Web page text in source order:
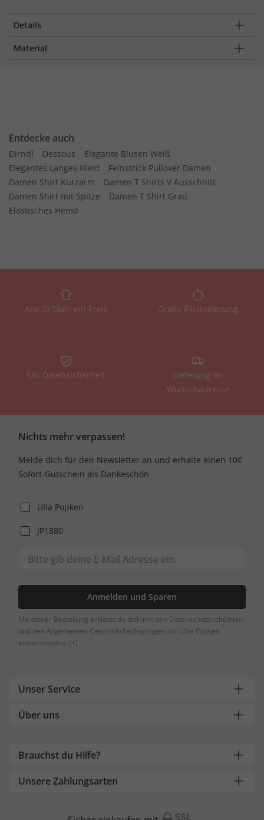
Details
Material
Entdecke auch
Dirndl Dessous
Elegante Blusen Weiß
Elegantes Langes Kleid
Feinstrick Pullover Damen
Damen Shirt Kurzarm
Damen T Shirts V Ausschnitt
Damen Shirt mit Spitze
Damen T Shirt Grau
Elastisches Hemd
Alle Größen ein Preis Gratis Filiallieferung
SSL Datensicherheit
Lieferung an
Wunschadresse
Nichts mehr verpassen!
Melde dich für den Newsletter an und erhalte einen 10€
Sofort-Gutschein als Dankeschön
Ulla Popken
JP1880
Anmelden und Sparen
Mit deiner Bestellung erklärst du dich mit den Datenschutzrichtlinien
und den Allgemeinen Geschäftsbedingungen von Ulla Popken
einverstanden. [+]
Unser Service
Über uns
Brauchst du Hilfe?
Unsere Zahlungsarten